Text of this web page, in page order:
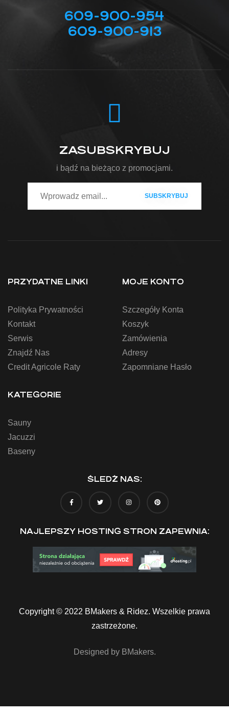
609-900-954
609-900-913
ZASUBSKRYBUJ
i bądź na bieżąco z promocjami.
PRZYDATNE LINKI
Polityka Prywatności
Kontakt
Serwis
Znajdź Nas
Credit Agricole Raty
MOJE KONTO
Szczegóły Konta
Koszyk
Zamówienia
Adresy
Zapomniane Hasło
KATEGORIE
Sauny
Jacuzzi
Baseny
ŚLEDŹ NAS:
NAJLEPSZY HOSTING STRON ZAPEWNIA:
Copyright © 2022 BMakers & Ridez. Wszelkie prawa
zastrzeżone.
Designed by BMakers.